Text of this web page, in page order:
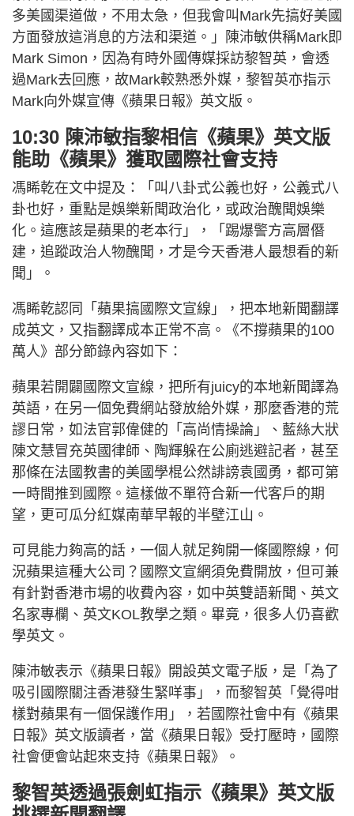
多美國渠道做，不用太急，但我會叫Mark先搞好美國
方面發放這消息的方法和渠道。」陳沛敏供稱Mark即
Mark Simon，因為有時外國傳媒採訪黎智英，會透
過Mark去回應，故Mark較熟悉外媒，黎智英亦指示
Mark向外媒宣傳《蘋果日報》英文版。
10:30 陳沛敏指黎相信《蘋果》英文版
能助《蘋果》獲取國際社會支持
馮睎乾在文中提及：「叫八卦式公義也好，公義式八
卦也好，重點是娛樂新聞政治化，或政治醜聞娛樂
化。這應該是蘋果的老本行」，「踢爆警方高層僭
建，追蹤政治人物醜聞，才是今天香港人最想看的新
聞」。
馮睎乾認同「蘋果搞國際文宣線」，把本地新聞翻譯
成英文，又指翻譯成本正常不高。《不撐蘋果的100
萬人》部分節錄內容如下：
蘋果若開闢國際文宣線，把所有juicy的本地新聞譯為
英語，在另一個免費網站發放給外媒，那麼香港的荒
謬日常，如法官郭偉健的「高尚情操論」、藍絲大狀
陳文慧冒充英國律師、陶輝躲在公廁逃避記者，甚至
那條在法國教書的美國學棍公然誹謗袁國勇，都可第
一時間推到國際。這樣做不單符合新一代客戶的期
望，更可瓜分紅媒南華早報的半壁江山。
可見能力夠高的話，一個人就足夠開一條國際線，何
況蘋果這種大公司？國際文宣網須免費開放，但可兼
有針對香港市場的收費內容，如中英雙語新聞、英文
名家專欄、英文KOL教學之類。畢竟，很多人仍喜歡
學英文。
陳沛敏表示《蘋果日報》開設英文電子版，是「為了
吸引國際關注香港發生緊咩事」，而黎智英「覺得咁
樣對蘋果有一個保護作用」，若國際社會中有《蘋果
日報》英文版讀者，當《蘋果日報》受打壓時，國際
社會便會站起來支持《蘋果日報》。
黎智英透過張劍虹指示《蘋果》英文版